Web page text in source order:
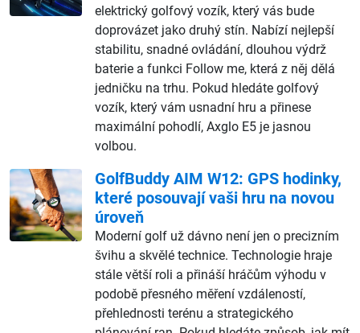
elektrický golfový vozík, který vás bude
doprovázet jako druhý stín. Nabízí nejlepší
stabilitu, snadné ovládání, dlouhou výdrž
baterie a funkci Follow me, která z něj dělá
jedničku na trhu. Pokud hledáte golfový
vozík, který vám usnadní hru a přinese
maximální pohodlí, Axglo E5 je jasnou
volbou.
GolfBuddy AIM W12: GPS hodinky,
které posouvají vaši hru na novou
úroveň
Moderní golf už dávno není jen o precizním
švihu a skvělé technice. Technologie hraje
stále větší roli a přináší hráčům výhodu v
podobě přesného měření vzdáleností,
přehlednosti terénu a strategického